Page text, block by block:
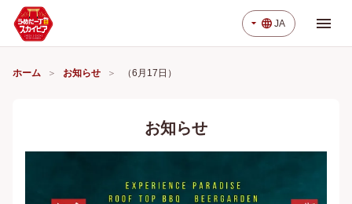
arrow_drop_down language JA menu
ホーム お知らせ （6月17日）
お知らせ